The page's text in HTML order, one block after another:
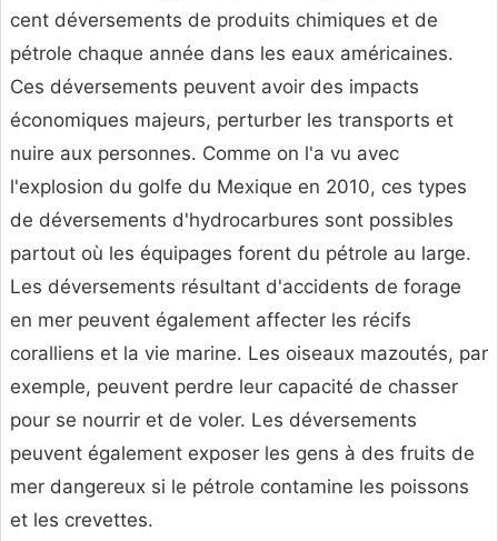
cent déversements de produits chimiques et de
pétrole chaque année dans les eaux américaines.
Ces déversements peuvent avoir des impacts
économiques majeurs, perturber les transports et
nuire aux personnes. Comme on l'a vu avec
l'explosion du golfe du Mexique en 2010, ces types
de déversements d'hydrocarbures sont possibles
partout où les équipages forent du pétrole au large.
Les déversements résultant d'accidents de forage
en mer peuvent également affecter les récifs
coralliens et la vie marine. Les oiseaux mazoutés, par
exemple, peuvent perdre leur capacité de chasser
pour se nourrir et de voler. Les déversements
peuvent également exposer les gens à des fruits de
mer dangereux si le pétrole contamine les poissons
et les crevettes.